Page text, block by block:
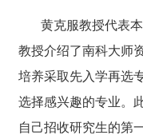
黄克服教授代表
教授介绍了南科大师
培养采取先入学再选
选择感兴趣的专业。
自己招收研究生的第